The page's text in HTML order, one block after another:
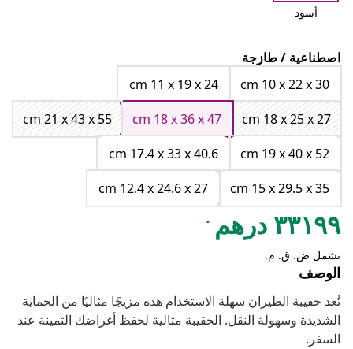
أسود
اصطناعية / طازجة
cm 10 x 22 x 30
cm 11 x 19 x 24
cm 18 x 25 x 27
cm 18 x 36 x 47
cm 21 x 43 x 55
cm 19 x 40 x 52
cm 17.4 x 33 x 40.6
cm 15 x 29.5 x 35
cm 12.4 x 24.6 x 27
٣٣١٩٩ درهم .
تشمل ض. ق. م.
الوصف
تُعد حقيبة الطيران سهلة الاستخدام هذه مزيجًا مثاليًا من الحماية
الشديدة وسهولة النقل. الحقيبة مثالية لحفظ أغراضك الثمينة عند
السفر.